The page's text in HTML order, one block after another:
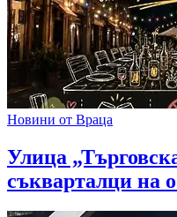
Новини от Враца
Улица
съкварталци на